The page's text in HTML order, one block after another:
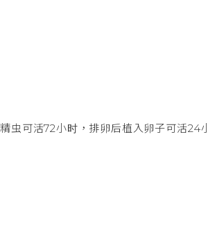
虫可活72小时，排卵后植入卵子可活24